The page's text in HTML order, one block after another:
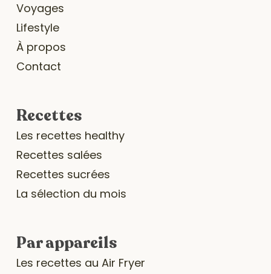
Voyages
Lifestyle
À propos
Contact
Recettes
Les recettes healthy
Recettes salées
Recettes sucrées
La sélection du mois
Par appareils
Les recettes au Air Fryer